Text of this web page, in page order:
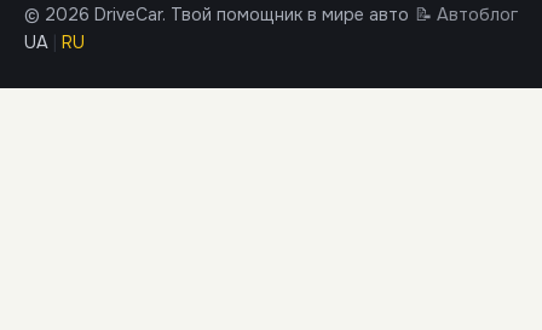
© 2026 DriveCar. Твой помощник в мире авто 📝 Автоблог
UA
RU